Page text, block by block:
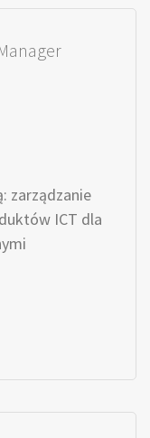
zarządzanie
ICT dla